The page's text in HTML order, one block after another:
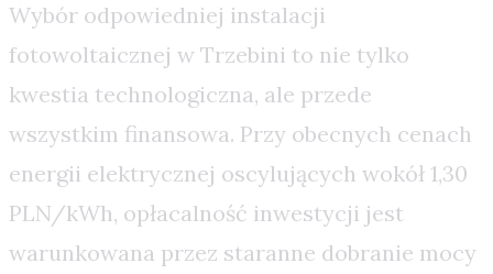
Wybór odpowiedniej instalacji
fotowoltaicznej w Trzebini to nie tylko
kwestia technologiczna, ale przede
wszystkim finansowa. Przy obecnych cenach
energii elektrycznej oscylujących wokół 1,30
PLN/kWh, opłacalność inwestycji jest
warunkowana przez staranne dobranie mocy